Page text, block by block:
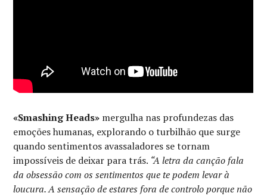
«Smashing Heads» mergulha nas profundezas das
emoções humanas, explorando o turbilhão que surge
quando sentimentos avassaladores se tornam
impossíveis de deixar para trás. “A letra da canção fala
da obsessão com os sentimentos que te podem levar à
loucura. A sensação de estares fora de controlo porque não